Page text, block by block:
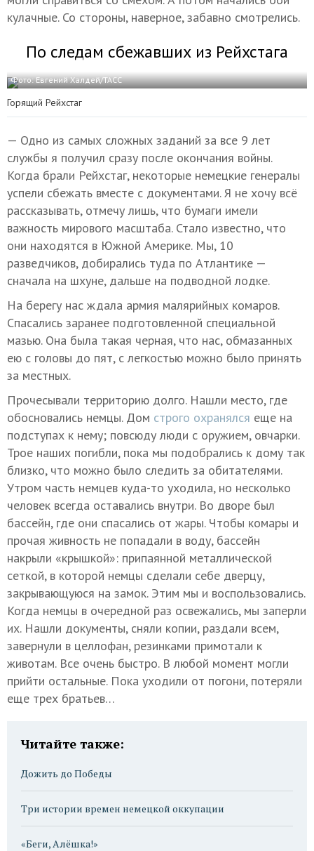
кулачные. Со стороны, наверное, забавно смотрелись.
По следам сбежавших из Рейхстага
Фото: Евгений Халдей/ТАСС
Горящий Рейхстаг
— Одно из самых сложных заданий за все 9 лет
службы я получил сразу после окончания войны.
Когда брали Рейхстаг, некоторые немецкие генералы
успели сбежать вместе с документами. Я не хочу всё
рассказывать, отмечу лишь, что бумаги имели
важность мирового масштаба. Стало известно, что
они находятся в Южной Америке. Мы, 10
разведчиков, добирались туда по Атлантике —
сначала на шхуне, дальше на подводной лодке.
На берегу нас ждала армия малярийных комаров.
Спасались заранее подготовленной специальной
мазью. Она была такая черная, что нас, обмазанных
ею с головы до пят, с легкостью можно было принять
за местных.
Прочесывали территорию долго. Нашли место, где
обосновались немцы. Дом строго охранялся еще на
подступах к нему; повсюду люди с оружием, овчарки.
Трое наших погибли, пока мы подобрались к дому так
близко, что можно было следить за обитателями.
Утром часть немцев куда-то уходила, но несколько
человек всегда оставались внутри. Во дворе был
бассейн, где они спасались от жары. Чтобы комары и
прочая живность не попадали в воду, бассейн
накрыли «крышкой»: припаянной металлической
сеткой, в которой немцы сделали себе дверцу,
закрывающуюся на замок. Этим мы и воспользовались.
Когда немцы в очередной раз освежались, мы заперли
их. Нашли документы, сняли копии, раздали всем,
завернули в целлофан, резинками примотали к
животам. Все очень быстро. В любой момент могли
прийти остальные. Пока уходили от погони, потеряли
еще трех братьев…
Читайте также:
Дожить до Победы
Три истории времен немецкой оккупации
«Беги, Алёшка!»